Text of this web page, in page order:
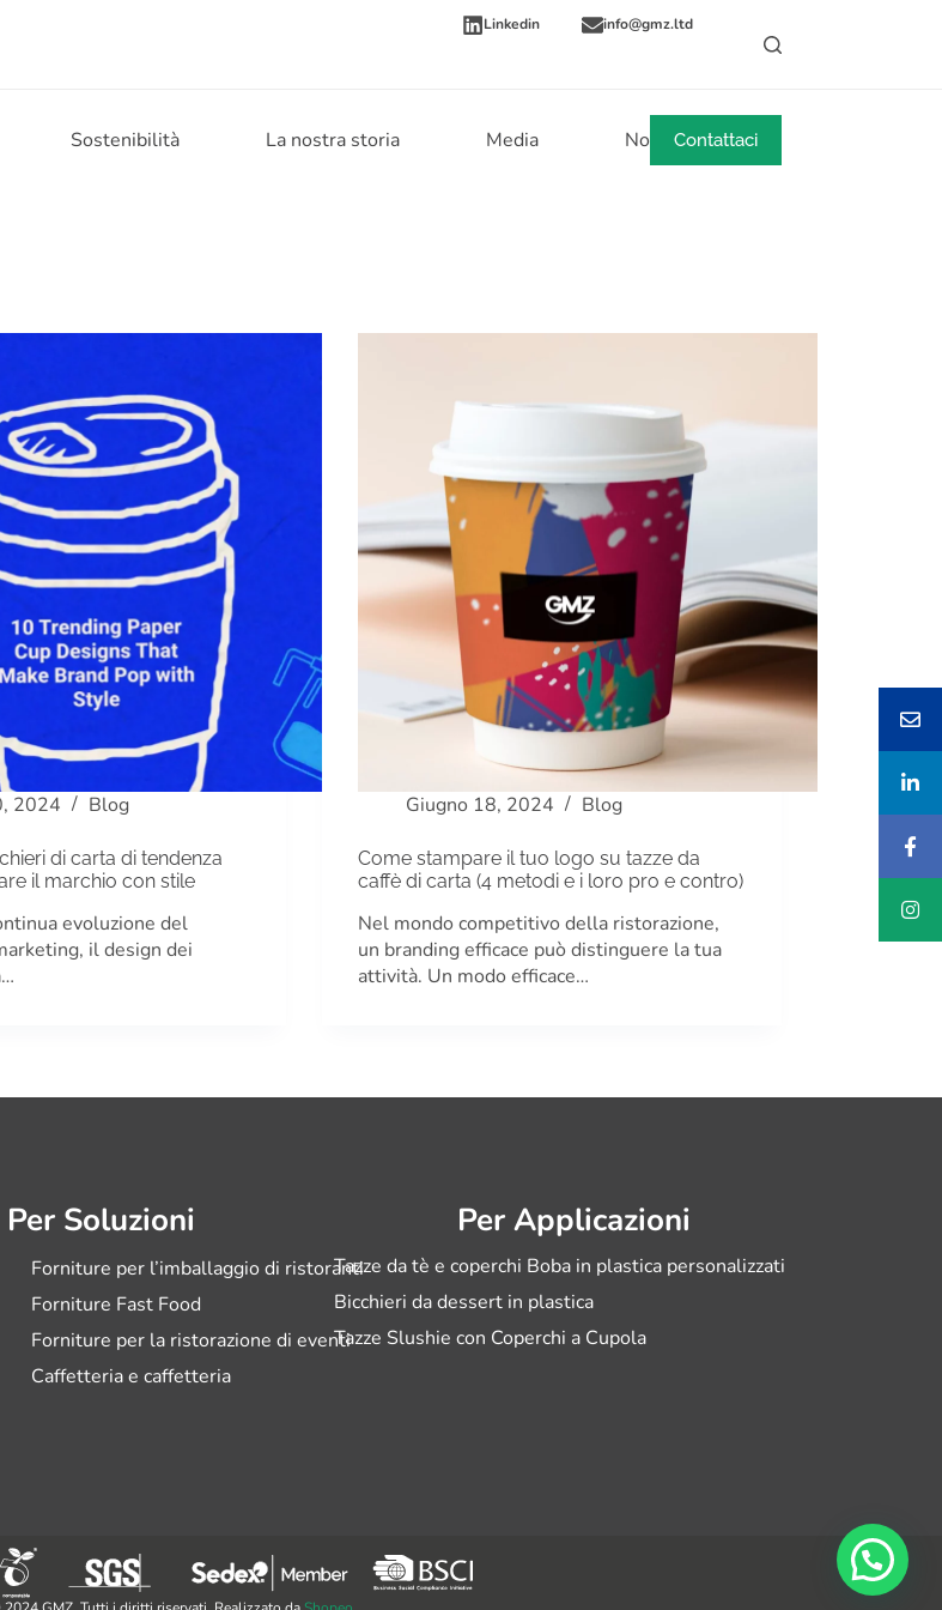
Linkedin info@gmz.ltd
Sostenibilità La nostra storia Media NotizieContattaci
2024 Blog
di carta di tendenza
il marchio con stile
evoluzione del
il design dei
Giugno 18, 2024 Blog
Come stampare il tuo logo su tazze da
caffè di carta (4 metodi e i loro pro e contro)
Nel mondo competitivo della ristorazione,
un branding efficace può distinguere la tua
attività. Un modo efficace…
Per Soluzioni
Forniture per l’imballaggio di ristoranti
Forniture Fast Food
Forniture per la ristorazione di eventi
Caffetteria e caffetteria
Per Applicazioni
Tazze da tè e coperchi Boba in plastica personalizzati
Bicchieri da dessert in plastica
Tazze Slushie con Coperchi a Cupola